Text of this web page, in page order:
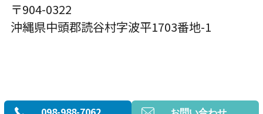
〒904-0322
沖縄県中頭郡読谷村字波平1703番地-1
© 有限会社 iホーム不動産コンサルティング